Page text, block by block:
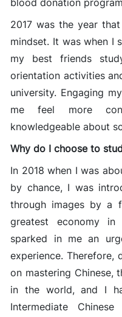
blood donation
2017 was the year
mindset. It was when I
my best friends
orientation activities
university. Engaging
me feel more
knowledgeable about
Why do I choose to
In 2018 when I was
by chance, I was
through images by a
greatest economy
sparked in me an
experience. Therefore,
on mastering Chinese,
in the world, and I
Intermediate